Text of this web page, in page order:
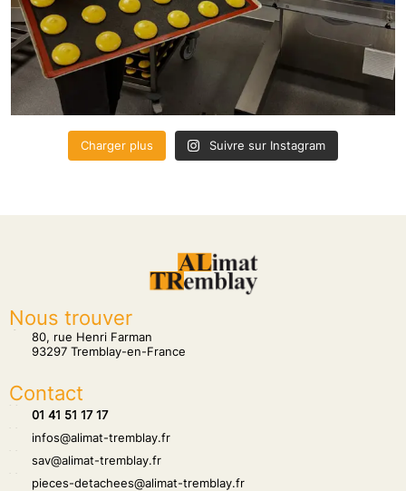
Charger plus Suivre sur Instagram
Nous trouver
80, rue Henri Farman
93297 Tremblay-en-France
Contact
01 41 51 17 17
infos@alimat-tremblay.fr
sav@alimat-tremblay.fr
pieces-detachees@alimat-tremblay.fr